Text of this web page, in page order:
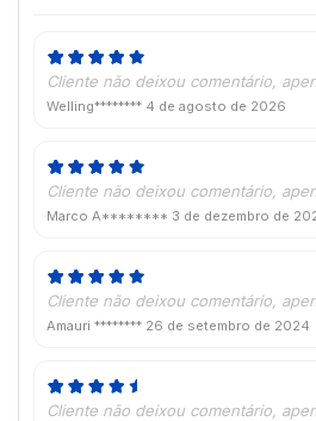
Cliente não deixou comentário,
Welling******** 4 de agosto de 2026
Cliente não deixou comentário,
Marco A******** 3 de dezembro de
Cliente não deixou comentário,
Amauri ******** 26 de setembro de 2024
Cliente não deixou comentário,